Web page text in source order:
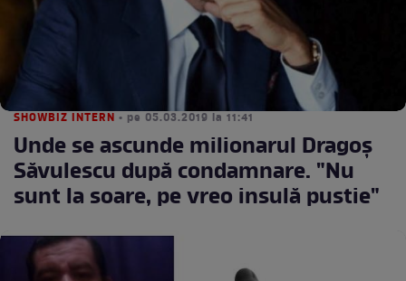
SHOWBIZ INTERN • pe 05.03.2019 la 11:41
Unde se ascunde milionarul Dragoş
Săvulescu după condamnare. "Nu
sunt la soare, pe vreo insulă pustie"